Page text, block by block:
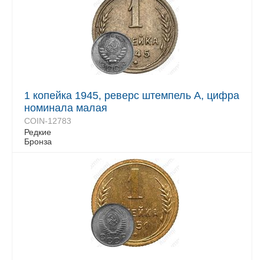
1 копейка 1945, реверс штемпель А, цифра
номинала малая
COIN-12783
Редкие
Бронза